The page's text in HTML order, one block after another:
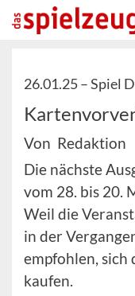
26.01.25 –Spiel
Von Redaktion
Die nächste
vom 28. bis 20.
Weil die
in der
empfohlen, sich
kaufen.